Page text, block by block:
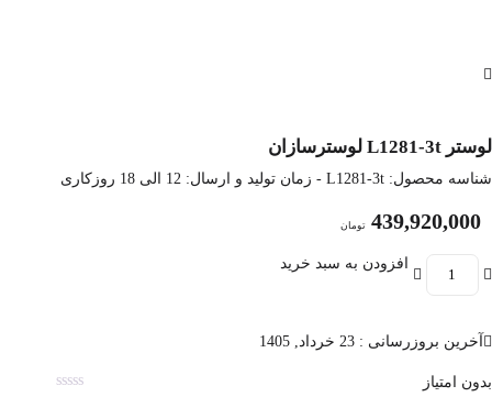
لوستر L1281-3t لوسترسازان
شناسه محصول: L1281-3t - زمان تولید و ارسال: 12 الی 18 روزکاری
439,920,000 تومان
افزودن به سبد خرید
آخرین بروزرسانی : 23 خرداد, 1405
بدون امتیاز